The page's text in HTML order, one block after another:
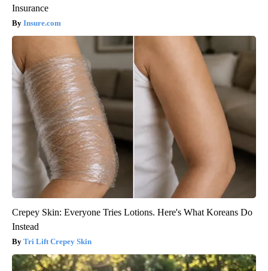
Insurance
Insure.com
Crepey Skin: Everyone Tries Lotions. Here's What Koreans Do
Instead
Tri Lift Crepey Skin